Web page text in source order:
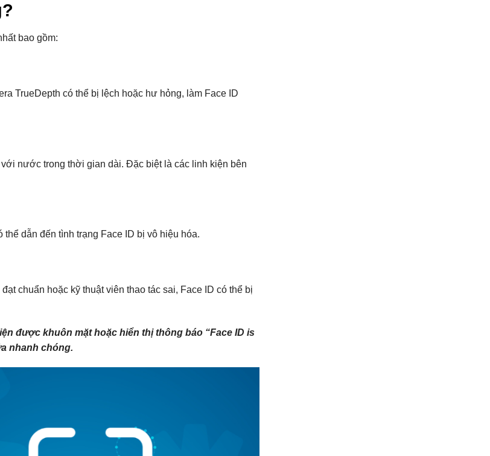
bao gồm:
TrueDepth có thể bị lệch hoặc hư hỏng, làm Face ID
nước trong thời gian dài. Đặc biệt là các linh kiện bên
dẫn đến tình trạng Face ID bị vô hiệu hóa.
chuẩn hoặc kỹ thuật viên thao tác sai, Face ID có thể bị
được khuôn mặt hoặc hiển thị thông báo “Face ID is
nhanh chóng.